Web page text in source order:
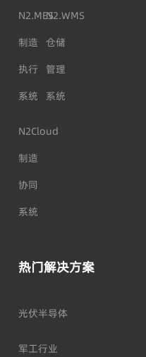
N2.MES
制造
执行
系统
N2.WMS
仓储
管理
系统
N2Cloud
制造
协同
系统
热门解决方案
光伏半导体
军工行业